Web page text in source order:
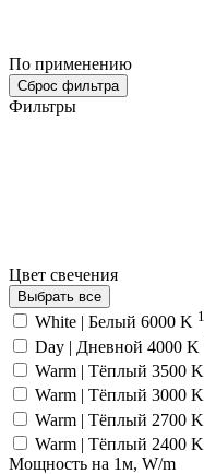
По применению
Сброс фильтра
Фильтры
Цвет свечения
Выбрать все
White | Белый 6000 K 1
Day | Дневной 4000 K
Warm | Тёплый 3500 K
Warm | Тёплый 3000 K
Warm | Тёплый 2700 K
Warm | Тёплый 2400 K
Мощность на 1м, W/m